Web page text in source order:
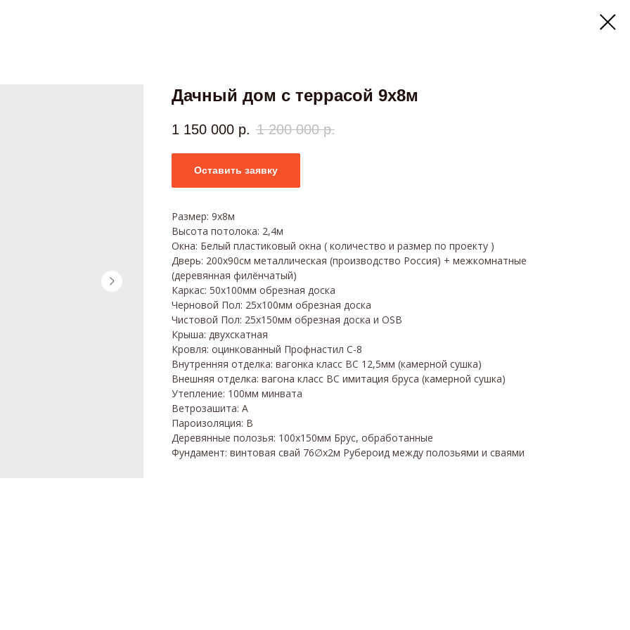
Дачный дом с террасой 9х8м
1 150 000 р. 1 200 000 р.
Оставить заявку
Размер: 9х8м
Высота потолока: 2,4м
Окна: Белый пластиковый окна ( количество и размер по проекту )
Дверь: 200х90см металлическая (производство Россия) + межкомнатные
(деревянная филёнчатый)
Каркас: 50х100мм обрезная доска
Черновой Пол: 25х100мм обрезная доска
Чистовой Пол: 25х150мм обрезная доска и OSB
Крыша: двухскатная
Кровля: оцинкованный Профнастил С-8
Внутренняя отделка: вагонка класс BC 12,5мм (камерной сушка)
Внешняя отделка: вагона класс BC имитация бруса (камерной сушка)
Утепление: 100мм минвата
Ветрозашита: А
Пароизоляция: В
Деревянные полозья: 100х150мм Брус, обработанные
Фундамент: винтовая свай 76∅х2м Рубероид между полозьями и сваями